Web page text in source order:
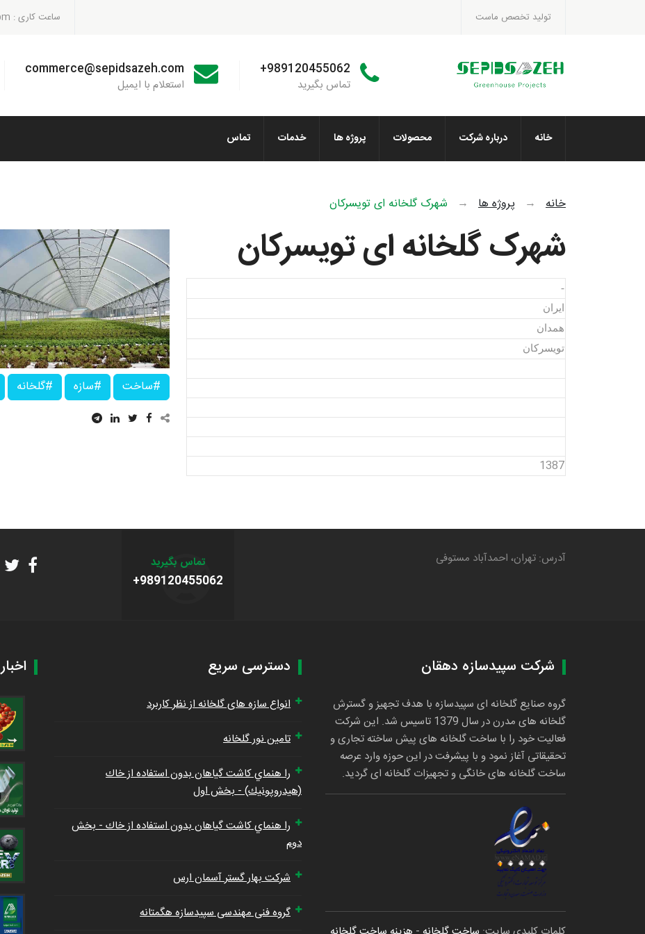
تولید تخصص ماست ساعت کاری : 08:00am - 6:00pm
+989120455062
تماس بگیرید
commerce@sepidsazeh.com
استعلام با ایمیل
خانه درباره شرکت محصولات پروژه ها خدمات تماس
خانه → پروژه ها → شهرک گلخانه ای تویسرکان
شهرک گلخانه ای تویسرکان
-
ایران
همدان
تویسرکان
1387
#ساخت #سازه #گلخانه
آدرس: تهران، احمدآباد مستوفی تماس بگیرید
+989120455062
شرکت سپیدسازه دهقان
گروه صنایع گلخانه ای سپیدسازه با هدف تجهیز و گسترش
گلخانه های مدرن در سال 1379 تاسیس شد. این شرکت
فعالیت خود را با ساخت گلخانه های پیش ساخته تجاری و
تحقیقاتی آغاز نمود و با پیشرفت در این حوزه وارد عرصه
ساخت گلخانه های خانگی و تجهیزات گلخانه ای گردید.
دسترسی سریع
انواع سازه های گلخانه از نظر کاربرد
تامین نور گلخانه
را هنماي كاشت گياهان بدون استفاده از خاك
(هيدروپونيك) - بخش اول
را هنماي كاشت گياهان بدون استفاده از خاك - بخش
دوم
شرکت بهار گستر آسمان ارس
گروه فنی مهندسی سپیدسازه هگمتانه
اخبار